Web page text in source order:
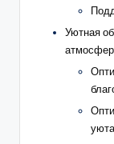
Уютная
уюта